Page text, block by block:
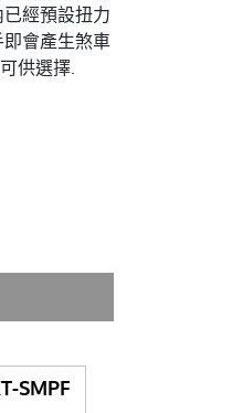
經預設扭力
會產生煞車
供選擇.
SMPF